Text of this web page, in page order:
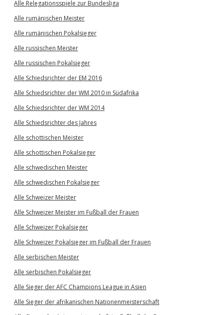
Alle Relegationsspiele zur Bundesliga
Alle rumänischen Meister
Alle rumänischen Pokalsieger
Alle russischen Meister
Alle russischen Pokalsieger
Alle Schiedsrichter der EM 2016
Alle Schiedsrichter der WM 2010 in Südafrika
Alle Schiedsrichter der WM 2014
Alle Schiedsrichter des Jahres
Alle schottischen Meister
Alle schottischen Pokalsieger
Alle schwedischen Meister
Alle schwedischen Pokalsieger
Alle Schweizer Meister
Alle Schweizer Meister im Fußball der Frauen
Alle Schweizer Pokalsieger
Alle Schweizer Pokalsieger im Fußball der Frauen
Alle serbischen Meister
Alle serbischen Pokalsieger
Alle Sieger der AFC Champions League in Asien
Alle Sieger der afrikanischen Nationenmeisterschaft